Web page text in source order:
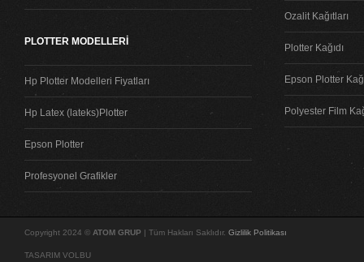
PLOTTER MODELLERİ
Hp Plotter Modelleri Fiyatları
Hp Latex (lateks)Plotter
Epson Plotter
Profesyonel Grafikler
Ozalit Kağıtları
Plotter Kağıdı
Epson Plotter
Polyester Film
Copyright 2024 © ATOM GRUP | Tüm Hakları Saklıdır. Gizlilik Politikası
TASARIM VOLBU